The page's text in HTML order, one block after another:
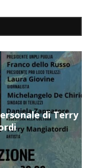
di Terry